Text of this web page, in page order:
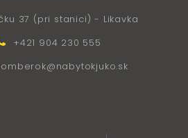
37 (pri stanici) - Likavka
+421 904 230 555